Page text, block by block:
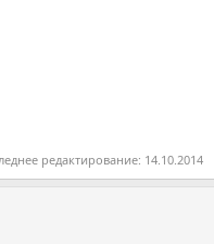
редактирование: 14.10.2014